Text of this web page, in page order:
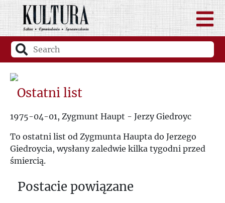
Ostatni list
1975-04-01, Zygmunt Haupt - Jerzy Giedroyc
To ostatni list od Zygmunta Haupta do Jerzego
Giedroycia, wysłany zaledwie kilka tygodni przed
śmiercią.
Postacie powiązane